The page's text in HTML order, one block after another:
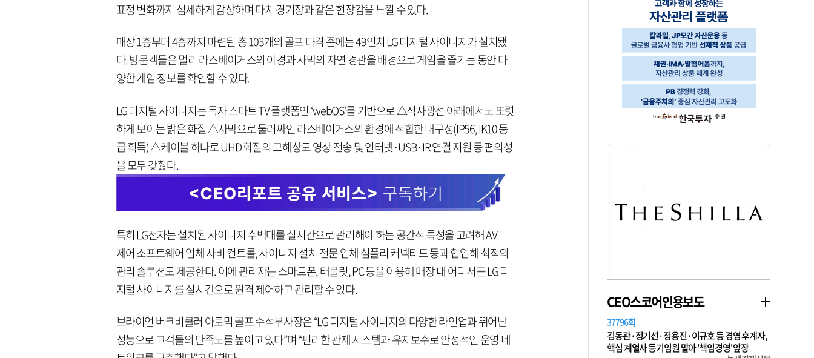
표정 변화까지 섬세하게 감상하며 마치 경기장과 같은 현장감을 느낄 수 있다.
매장 1층부터 4층까지 마련된 총 103개의 골프 타격 존에는 49인치 LG 디지털 사이니지가 설치됐
다. 방문객들은 멀리 라스베이거스의 야경과 사막의 자연 경관을 배경으로 게임을 즐기는 동안 다
양한 게임 정보를 확인할 수 있다.
LG 디지털 사이니지는 독자 스마트 TV 플랫폼인 ‘webOS’를 기반으로 △직사광선 아래에서도 또렷
하게 보이는 밝은 화질 △사막으로 둘러싸인 라스베이거스의 환경에 적합한 내구성(IP56, IK10 등
급 획득) △케이블 하나로 UHD 화질의 고해상도 영상 전송 및 인터넷·USB·IR 연결 지원 등 편의성
을 모두 갖췄다.
특히 LG전자는 설치된 사이니지 수백대를 실시간으로 관리해야 하는 공간적 특성을 고려해 AV
제어 소프트웨어 업체 사비 컨트롤, 사이니지 설치 전문 업체 심플리 커넥티드 등과 협업해 최적의
관리 솔루션도 제공한다. 이에 관리자는 스마트폰, 태블릿, PC 등을 이용해 매장 내 어디서든 LG 디
지털 사이니지를 실시간으로 원격 제어하고 관리할 수 있다.
브라이언 버크비클러 아토믹 골프 수석부사장은 “LG 디지털 사이니지의 다양한 라인업과 뛰어난
성능으로 고객들의 만족도를 높이고 있다”며 “편리한 관제 시스템과 유지보수로 안정적인 운영 네
CEO스코어인용보도
37796회
김동관·정기선·정용진·이규호 등 경영 후계자,
핵심 계열사 등기임원 맡아 '책임경영' 앞장